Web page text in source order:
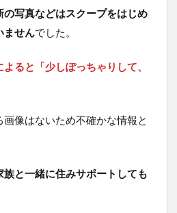
の写真などはスクープをはじめ
ませんでした。
ると「少しぽっちゃりして、
像はないため不確かな情報と
族と一緒に住みサポートしても